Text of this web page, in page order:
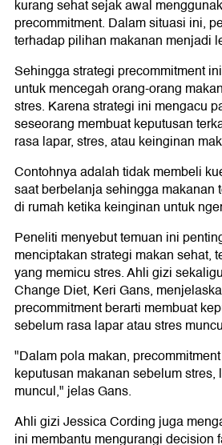
kurang sehat sejak awal
precommitment. Dalam situasi ini,
terhadap pilihan makanan menjadi
Sehingga strategi precommitment
untuk mencegah orang-orang
stres. Karena strategi ini mengacu
seseorang membuat keputusan
rasa lapar, stres, atau keinginan
Contohnya adalah tidak membeli
saat berbelanja sehingga makanan
di rumah ketika keinginan untuk
Peneliti menyebut temuan ini
menciptakan strategi makan sehat,
yang memicu stres. Ahli gizi
Change Diet, Keri Gans,
precommitment berarti membuat
sebelum rasa lapar atau stres
"Dalam pola makan,
keputusan makanan sebelum stres,
muncul," jelas Gans.
Ahli gizi Jessica Cording juga
ini membantu mengurangi decision